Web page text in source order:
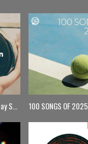
【月曜更新】Monday Spin 100 SONGS OF 2025